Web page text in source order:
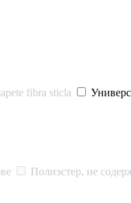
fibra sticla
Полиэстер, не